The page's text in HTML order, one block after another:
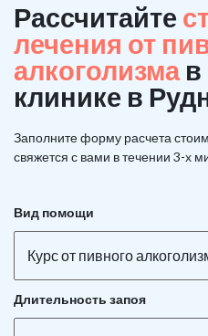
Рассчитайте
лечения от
алкоголизма
клинике в
Заполните форму расчета
свяжется с вами в течении 3-х
Вид помощи
Курс от пивного
Длительность запоя